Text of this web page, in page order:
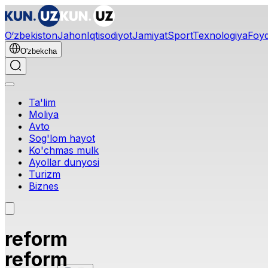
O‘zbekistonJahonIqtisodiyotJamiyatSportTexnologiya
O'zbekcha
Ta'lim
Moliya
Avto
Sog'lom hayot
Ko'chmas mulk
Ayollar dunyosi
Turizm
Biznes
reform
reform